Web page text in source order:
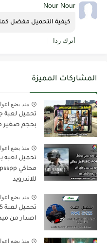
Nour Nour
كيفية التحميل مفضل كما
أترك ردا
المشاركات المميزة
منذ بضع
بحجم صغير من
منذ بضع
للاندرويد
منذ بضع
اصدار من
منذ بضع